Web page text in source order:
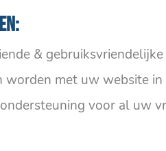
&
worden met uw website in
voor al uw